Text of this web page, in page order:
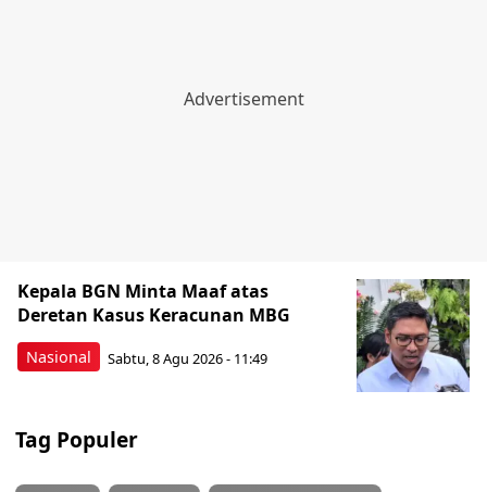
Nasional
Kepala BGN Minta Maaf atas
Deretan Kasus Keracunan MBG
Sabtu, 8 Agu 2026 - 11:49
Tag Populer